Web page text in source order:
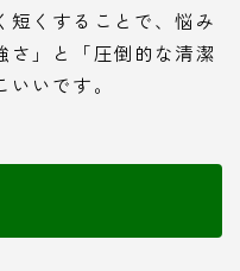
短くすることで、悩み
さ」と「圧倒的な清潔
いです。